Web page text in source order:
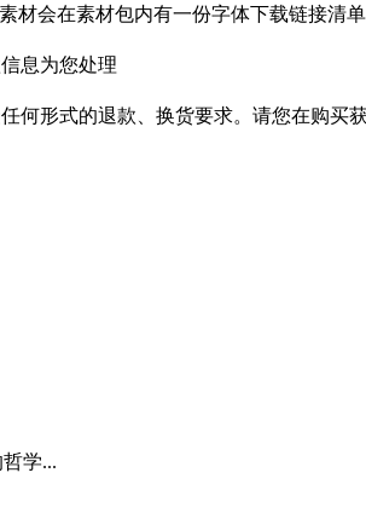
材会在素材包内有一份字体下载链接清单
息为您处理
何形式的退款、换货要求。请您在购买
学...